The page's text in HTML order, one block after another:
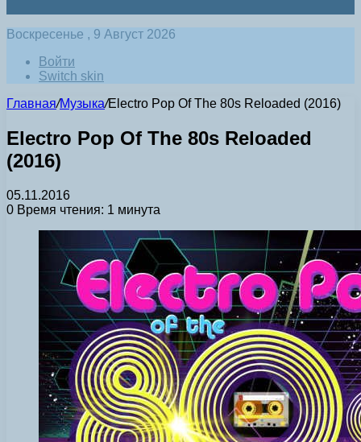
Воскресенье , 9 Август 2026
Войти
Switch skin
Главная/Музыка/Electro Pop Of The 80s Reloaded (2016)
Electro Pop Of The 80s Reloaded
(2016)
05.11.2016
0 Время чтения: 1 минута